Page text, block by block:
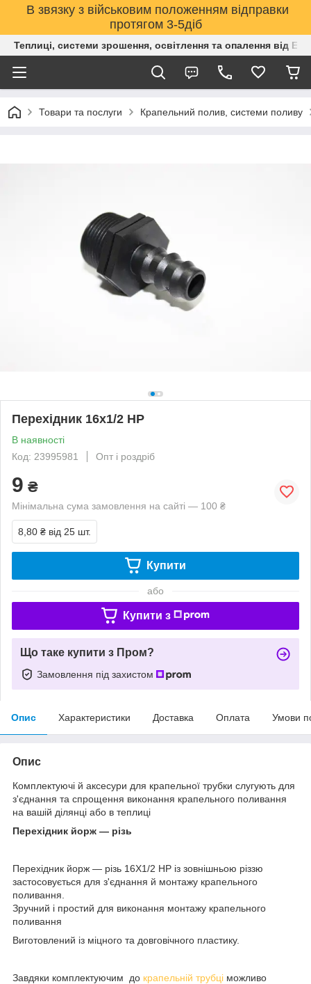
В звязку з військовим положенням відправки
протягом 3-5діб
Теплиці, системи зрошення, освітлення та опалення від
Товари та послуги Крапельний полив, системи поливу
Перехідник 16х1/2 НР
В наявності
Код: 23995981
Опт і роздріб
9 ₴
Мінімальна сума замовлення на сайті — 100 ₴
8,80 ₴ від 25 шт.
Купити
або
Купити з
Що таке купити з Пром?
Замовлення під захистом
Опис Характеристики Доставка Оплата Умови
Опис
Комплектуючі й аксесури для крапельної трубки слугують для
з'єднання та спрощення виконання крапельного поливання
на вашій ділянці або в теплиці
Перехідник йорж — різь
Перехідник йорж — різь 16Х1/2 НР із зовнішньою різзю
застосовується для з'єднання й монтажу крапельного
поливання.
Зручний і простий для виконання монтажу крапельного
поливання
Виготовлений із міцного та довговічного пластику.
Завдяки комплектуючим до крапельній трубці можливо